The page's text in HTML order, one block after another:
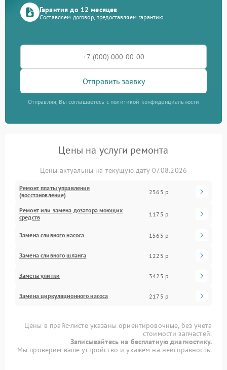
Гарантия до 12 месяцев
Составляем договор, предоставляем гарантию
Отправить заявку
Отправляя, Вы соглашаетесь с политикой конфиденциальности
Цены на услуги ремонта
Цены актуальны на текущую дату 07.08.2026
Ремонт платы управления
(восстановление)
2565 р
Ремонт или замена дозатора моющих
средств
1175 р
Замена сливного насоса 1565 р
Замена сливного шланга 1225 р
Замена улитки 3425 р
Замена циркуляционного насоса 2175 р
Цены в прайс-листе указаны ориентировочные, без учета
стоимости запчастей.
Записывайтесь на бесплатную диагностику.
Мы проверим ваше устройство и укажем на неисправность.